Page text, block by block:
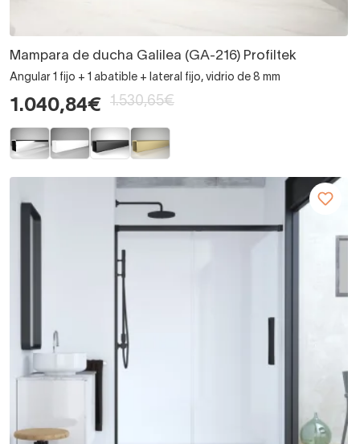
Mampara de ducha Galilea (GA-216) Profiltek
Angular 1 fijo + 1 abatible + lateral fijo, vidrio de 8 mm
1.040,84€ 1.530,65€